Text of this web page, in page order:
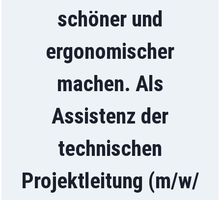
schöner und
ergonomischer
machen. Als
Assistenz der
technischen
Projektleitung (m/w/